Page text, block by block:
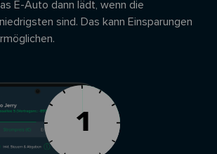
E-Auto dann lädt, wenn die
sind. Das kann Einsparungen
.